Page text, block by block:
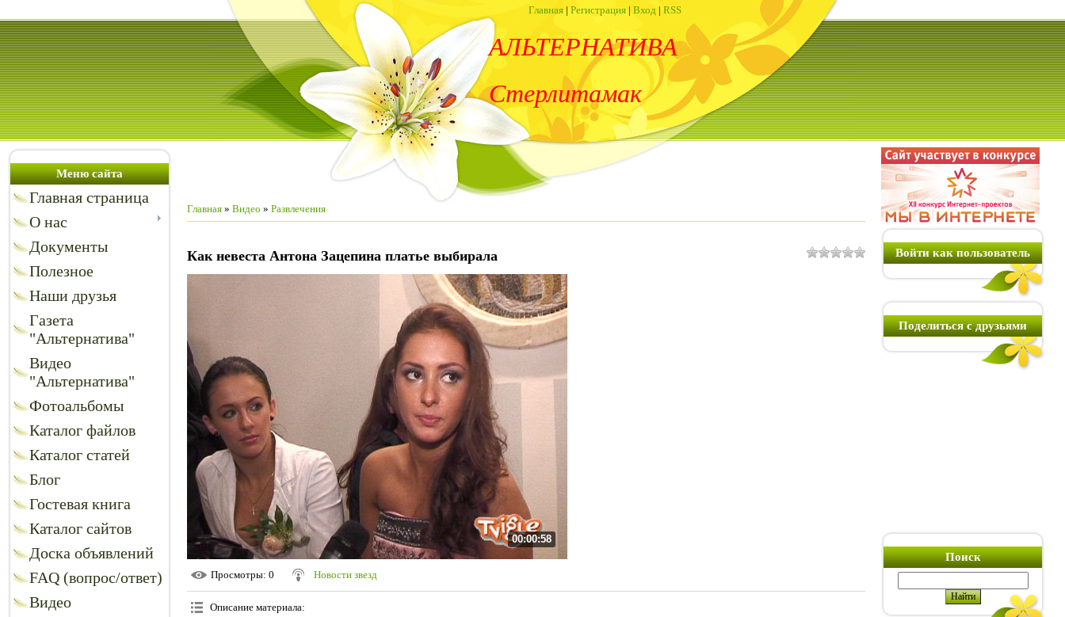
Главная | Регистрация | Вход | RSS
АЛЬТЕРНАТИВА
Стерлитамак
Меню сайта
Главная страница
О нас
Документы
Полезное
Наши друзья
Газета
"Альтернатива"
Видео
"Альтернатива"
Фотоальбомы
Каталог файлов
Каталог статей
Блог
Гостевая книга
Каталог сайтов
Доска объявлений
FAQ (вопрос/ответ)
Видео
Главная » Видео » Развлечения
Как невеста Антона Зацепина платье выбирала
00:00:58
Просмотры: 0 Новости звезд
Описание материала:
Войти как пользователь
Поделиться с друзьями
Поиск